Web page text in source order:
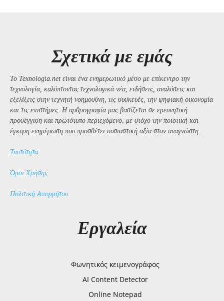
Σχετικά με εμάς
Το Texnologia.net είναι ένα ενημερωτικό μέσο με επίκεντρο την
τεχνολογία, καλύπτοντας τεχνολογικά νέα, ειδήσεις, αναλύσεις και
εξελίξεις στην τεχνητή νοημοσύνη, τις συσκευές, την ψηφιακή οικονομία
και τις επιστήμες. Η αρθρογραφία μας βασίζεται σε ερευνητική
προσέγγιση και πρωτότυπο περιεχόμενο, με στόχο την ποιοτική και
έγκυρη ενημέρωση που προσθέτει ουσιαστική αξία στον αναγνώστη..
Ταυτότητα
Όροι Χρήσης
Πολιτική Απορρήτου
Εργαλεία
Φωνητικός κειμενογράφος
AI Content Detector
Online Notepad